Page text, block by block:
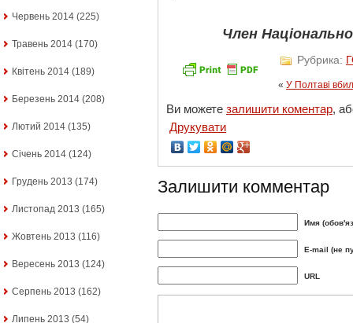
Червень 2014 (225)
Травень 2014 (170)
Квітень 2014 (189)
Березень 2014 (208)
Лютий 2014 (135)
Січень 2014 (124)
Грудень 2013 (174)
Листопад 2013 (165)
Жовтень 2013 (116)
Вересень 2013 (124)
Серпень 2013 (162)
Липень 2013 (54)
Член
Рубрика:
« У Полтаві
Ви можете залишити коментар,
Друкувати
Залишити комментар
Имя
E-mail (не
URL